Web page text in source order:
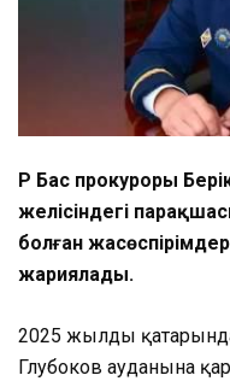
ҚР Бас прокуроры
желісіндегі
болған
жариялады.
2025 жылдың
Глубоков ауданына